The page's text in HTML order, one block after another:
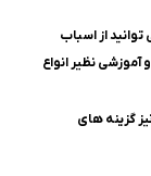
از اسباب
آموزشی نظیر انواع
گزینه های